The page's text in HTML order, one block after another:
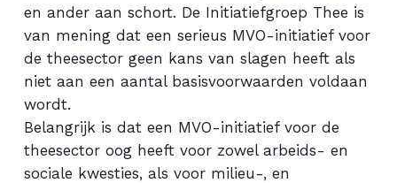
en ander aan schort. De Initiatiefgroep Thee is
van mening dat een serieus MVO-initiatief voor
de theesector geen kans van slagen heeft als
niet aan een aantal basisvoorwaarden voldaan
wordt.
Belangrijk is dat een MVO-initiatief voor de
theesector oog heeft voor zowel arbeids- en
sociale kwesties, als voor milieu-, en